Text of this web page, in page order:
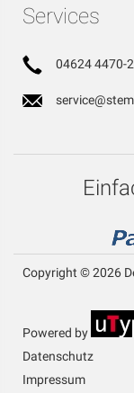
Services
04624 4470-
Copyright © 2026
Powered by
Datenschutz
Impressum